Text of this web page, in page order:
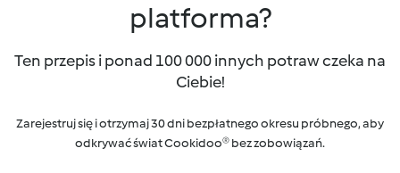
platforma?
Ten przepis i ponad 100 000 innych potraw czeka na
Ciebie!
Zarejestruj się i otrzymaj 30 dni bezpłatnego okresu próbnego, aby
odkrywać świat Cookidoo® bez zobowiązań.